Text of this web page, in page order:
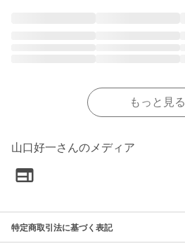
もっと見る
山口好一さんのメディア
特定商取引法に基づく表記